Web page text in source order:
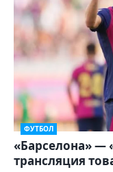
ФУТБОЛ
«Барселона» —
трансляция